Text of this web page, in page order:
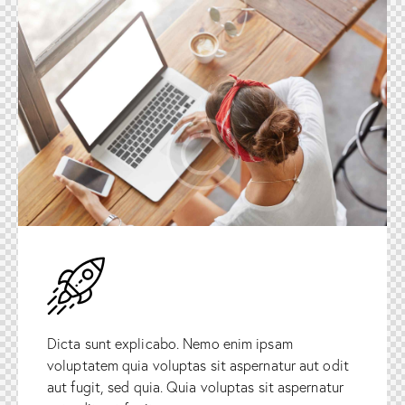
Dicta sunt explicabo. Nemo enim ipsam
voluptatem quia voluptas sit aspernatur aut odit
aut fugit, sed quia. Quia voluptas sit aspernatur